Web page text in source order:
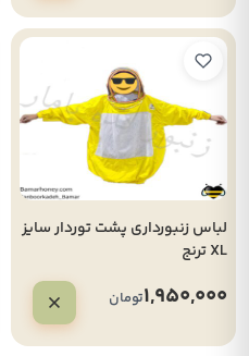
لباس زنبورداری پشت توردار سایز
XL ترنج
1,950,000تومان